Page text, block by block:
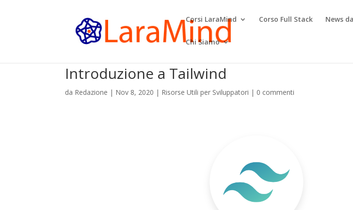
Corsi LaraMind Corso Full Stack News
Chi Siamo
Introduzione a Tailwind
da Redazione | Nov 8, 2020 | Risorse Utili per Sviluppatori | 0 commenti